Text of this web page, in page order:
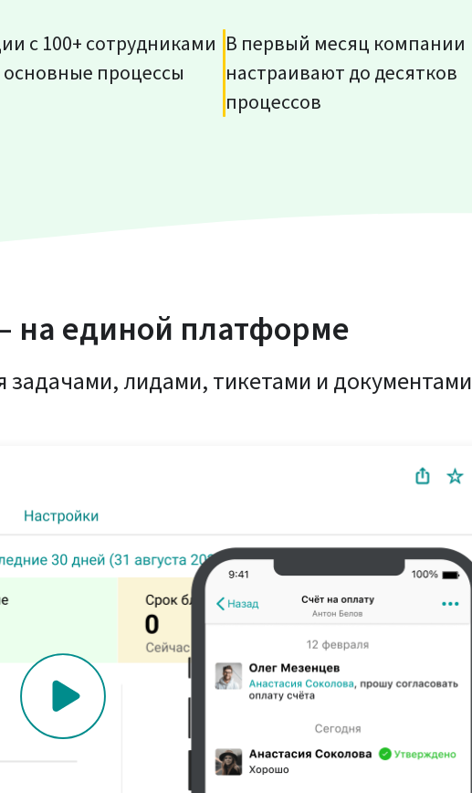
с 100+ сотрудниками
процессы
В первый месяц компании
настраивают до десятков
процессов
на единой платформе
лидами, тикетами и документами